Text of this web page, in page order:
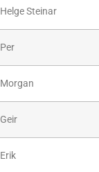
Helge Steinar
Per
Morgan
Geir
Erik